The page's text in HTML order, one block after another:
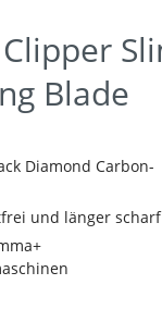
Blade
Diamond Carbon-
und länger scharf